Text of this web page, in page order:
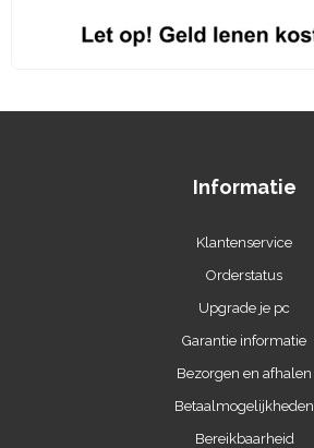
Informatie
Klantenservice
Orderstatus
Upgrade je pc
Garantie informatie
Bezorgen en afhalen
Betaalmogelijkheden
Bereikbaarheid